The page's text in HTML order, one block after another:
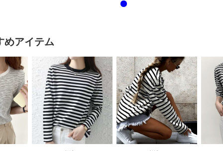
めアイテム